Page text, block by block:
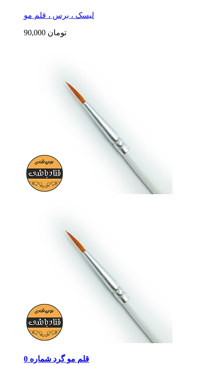
لیسک ، برس ، قلم مو
90,000 تومان
قلم مو گرد شماره 0